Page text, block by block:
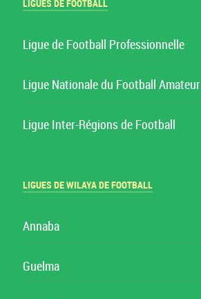
LIGUES DE FOOTBALL
Ligue de Football Professionnelle
Ligue Nationale du Football Amateur
Ligue Inter-Régions de Football
LIGUES DE WILAYA DE FOOTBALL
Annaba
Guelma